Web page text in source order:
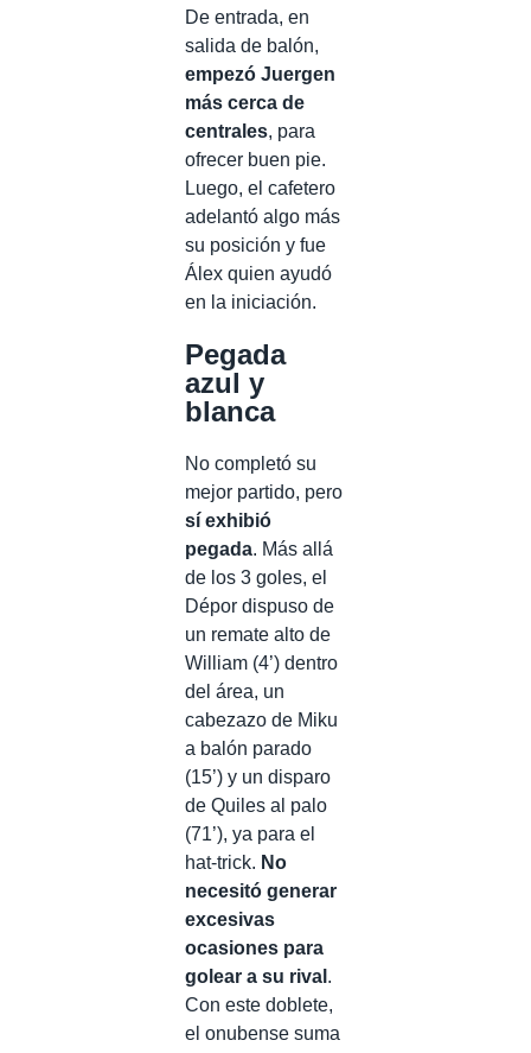
De entrada, en
salida de balón,
empezó Juergen
más cerca de
centrales, para
ofrecer buen pie.
Luego, el cafetero
adelantó algo más
su posición y fue
Álex quien ayudó
en la iniciación.
Pegada
azul y
blanca
No completó su
mejor partido, pero
sí exhibió
pegada. Más allá
de los 3 goles, el
Dépor dispuso de
un remate alto de
William (4’) dentro
del área, un
cabezazo de Miku
a balón parado
(15’) y un disparo
de Quiles al palo
(71’), ya para el
hat-trick. No
necesitó generar
excesivas
ocasiones para
golear a su rival .
Con este doblete,
el onubense suma